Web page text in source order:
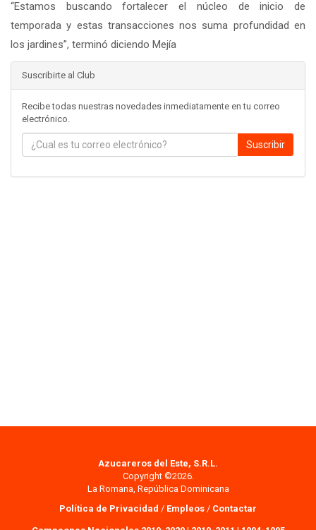
“Estamos buscando fortalecer el núcleo de inicio de
temporada y estas transacciones nos suma profundidad en
los jardines”, terminó diciendo Mejía
Suscribirte al Club
Recibe todas nuestras novedades inmediatamente en tu correo
electrónico.
Suscribir
Azucareros del Este, S.R.L.
Copyright ©2026.
La Romana, República Dominicana
Política de Privacidad / Empleos / Contactar